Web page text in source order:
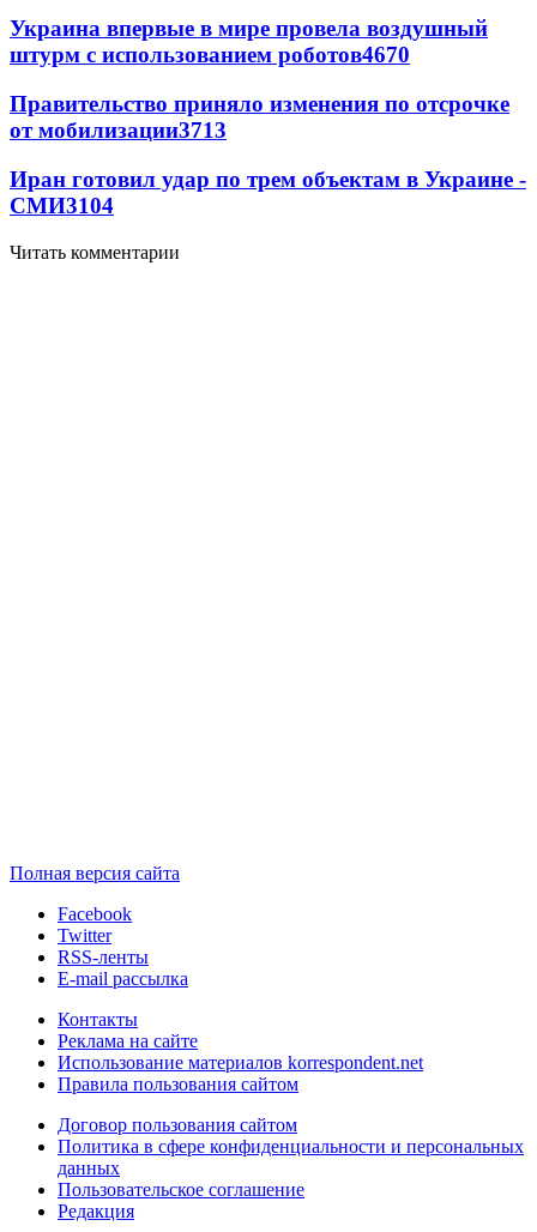
Украина впервые в мире провела воздушный
штурм с использованием роботов4670
Правительство приняло изменения по отсрочке
от мобилизации3713
Иран готовил удар по трем объектам в Украине -
СМИ3104
Читать комментарии
Полная версия сайта
Facebook
Twitter
RSS-ленты
E-mail рассылка
Контакты
Реклама на сайте
Использование материалов korrespondent.net
Правила пользования сайтом
Договор пользования сайтом
Политика в сфере конфиденциальности и персональных
данных
Пользовательское соглашение
Редакция